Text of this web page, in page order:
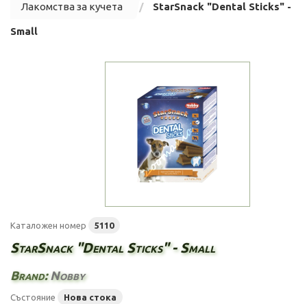
Лакомства за кучета StarSnack "Dental Sticks" -
Small
Каталожен номер 5110
StarSnack "Dental Sticks" - Small
Brand:Nobby
Състояние Нова стока